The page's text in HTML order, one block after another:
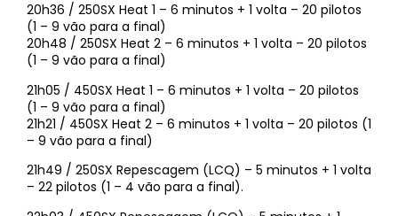
20h36 / 250SX Heat 1 – 6 minutos + 1 volta – 20 pilotos
(1 – 9 vão para a final)
20h48 / 250SX Heat 2 – 6 minutos + 1 volta – 20 pilotos
(1 – 9 vão para a final)
21h05 / 450SX Heat 1 – 6 minutos + 1 volta – 20 pilotos
(1 – 9 vão para a final)
21h21 / 450SX Heat 2 – 6 minutos + 1 volta – 20 pilotos (1
– 9 vão para a final)
21h49 / 250SX Repescagem (LCQ) – 5 minutos + 1 volta
– 22 pilotos (1 – 4 vão para a final).